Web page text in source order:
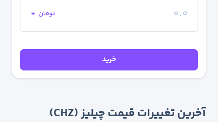
تومان
خرید
آخرین تغییرات قیمت چیلیز (CHZ)